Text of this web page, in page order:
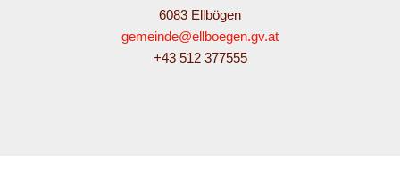
6083 Ellbögen
gemeinde@ellboegen.gv.at
+43 512 377555